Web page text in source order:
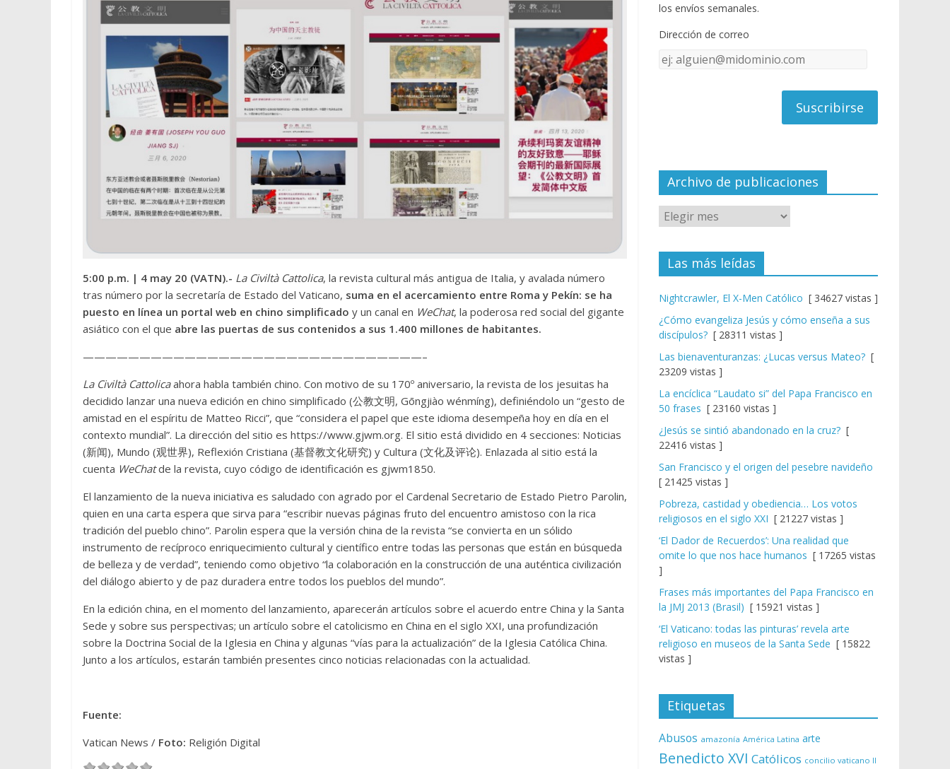
5:00 p.m. | 4 may 20 (VATN).- La Civiltà Cattolica, la revista cultural más antigua de Italia, y avalada número
tras número por la secretaría de Estado del Vaticano, suma en el acercamiento entre Roma y Pekín: se ha
puesto en línea un portal web en chino simplificado y un canal en WeChat, la poderosa red social del gigante
asiático con el que abre las puertas de sus contenidos a sus 1.400 millones de habitantes.
——————————————————————————————–
La Civiltà Cattolicaahora habla también chino. Con motivo de su 170º aniversario, la revista de los jesuitas ha
decidido lanzar una nueva edición en chino simplificado (公教文明, Gōngjiào wénmíng), definiéndolo un “gesto de
amistad en el espíritu de Matteo Ricci”, que “considera el papel que este idioma desempeña hoy en día en el
contexto mundial”. La dirección del sitio es https://www.gjwm.org. El sitio está dividido en 4 secciones: Noticias
(新闻), Mundo (观世界), Reflexión Cristiana (基督教文化研究) y Cultura (文化及评论). Enlazada al sitio está la
cuenta WeChatde la revista, cuyo código de identificación es gjwm1850.
El lanzamiento de la nueva iniciativa es saludado con agrado por el Cardenal Secretario de Estado Pietro Parolin,
quien en una carta espera que sirva para “escribir nuevas páginas fruto del encuentro amistoso con la rica
tradición del pueblo chino”. Parolin espera que la versión china de la revista “se convierta en un sólido
instrumento de recíproco enriquecimiento cultural y científico entre todas las personas que están en búsqueda
de belleza y de verdad”, teniendo como objetivo “la colaboración en la construcción de una auténtica civilización
del diálogo abierto y de paz duradera entre todos los pueblos del mundo”.
En la edición china, en el momento del lanzamiento, aparecerán artículos sobre el acuerdo entre China y la Santa
Sede y sobre sus perspectivas; un artículo sobre el catolicismo en China en el siglo XXI, una profundización
sobre la Doctrina Social de la Iglesia en China y algunas “vías para la actualización” de la Iglesia Católica China.
Junto a los artículos, estarán también presentes cinco noticias relacionadas con la actualidad.
Fuente:
Vatican News / Foto: Religión Digital
o
k e
C
el
los envíos semanales.
Dirección de correo
Dirección
Archivo de publicaciones
Las más leídas
Nightcrawler, El X-Men Católico [ 34627 vistas ]
¿Cómo evangeliza Jesús y cómo enseña a sus
discípulos? [ 28311 vistas ]
Las bienaventuranzas: ¿Lucas versus Mateo? [
23209 vistas ]
La encíclica “Laudato si” del Papa Francisco en
50 frases [ 23160 vistas ]
¿Jesús se sintió abandonado en la cruz? [
22416 vistas ]
San Francisco y el origen del pesebre navideño
[ 21425 vistas ]
Pobreza, castidad y obediencia… Los votos
religiosos en el siglo XXI [ 21227 vistas ]
‘El Dador de Recuerdos’: Una realidad que
omite lo que nos hace humanos [ 17265 vistas
]
Frases más importantes del Papa Francisco en
la JMJ 2013 (Brasil) [ 15921 vistas ]
‘El Vaticano: todas las pinturas’ revela arte
religioso en museos de la Santa Sede [ 15822
vistas ]
Etiquetas
Abusos amazonía América Latina arte
Benedicto XVI Católicos concilio vaticano II